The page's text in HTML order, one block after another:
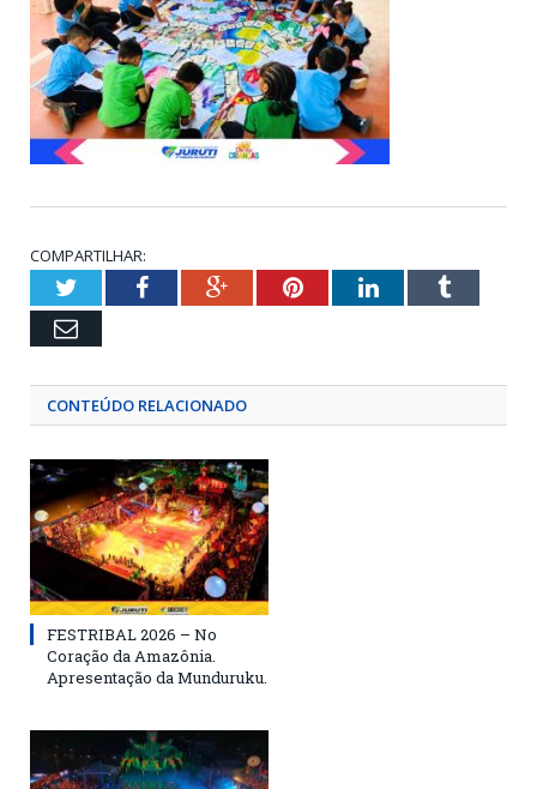
COMPARTILHAR:
TwitterFacebookGoogle+PinterestLinkedInTumblr
Email
CONTEÚDO RELACIONADO
FESTRIBAL 2026 – No
Coração da Amazônia.
Apresentação da Munduruku.